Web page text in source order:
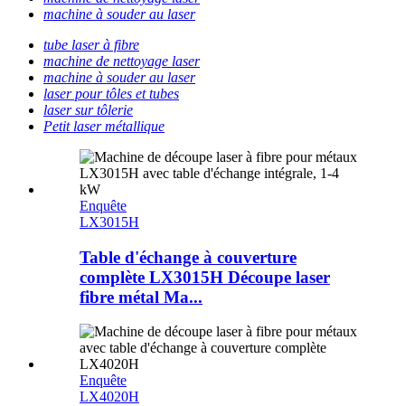
machine à souder au laser
tube laser à fibre
machine de nettoyage laser
machine à souder au laser
laser pour tôles et tubes
laser sur tôlerie
Petit laser métallique
Enquête
LX3015H
Table d'échange à couverture
complète LX3015H Découpe laser
fibre métal Ma...
Enquête
LX4020H